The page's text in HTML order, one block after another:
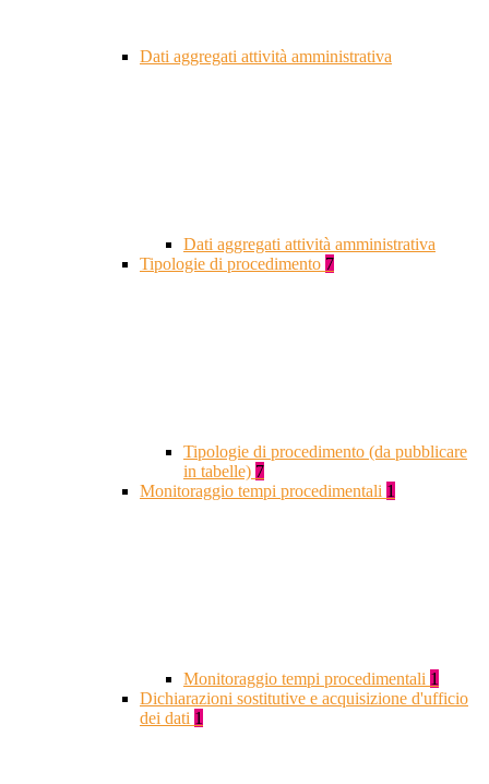
Dati aggregati attività amministrativa
Dati aggregati attività amministrativa
Tipologie di procedimento 7
Tipologie di procedimento (da pubblicare
in tabelle) 7
Monitoraggio tempi procedimentali 1
Monitoraggio tempi procedimentali 1
Dichiarazioni sostitutive e acquisizione d'ufficio
dei dati 1